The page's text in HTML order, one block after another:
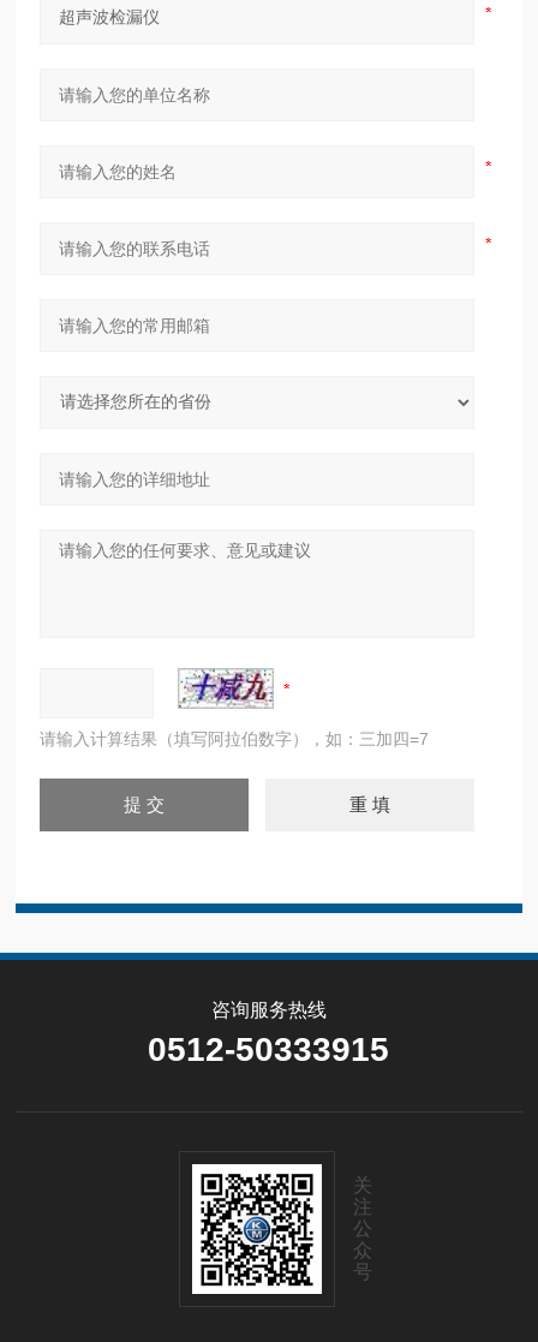
请输入计算结果（填写阿拉伯数字），如：三加四=7
咨询服务热线
0512-50333915
关
注
公
众
号